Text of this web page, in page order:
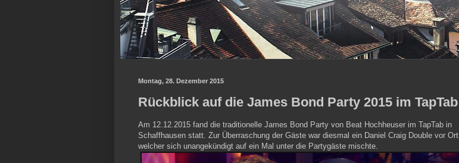
Montag, 28. Dezember 2015
Rückblick auf die James Bond Party 2015 im TapTab
Am 12.12.2015 fand die traditionelle James Bond Party von Beat Hochheuser im TapTab in
Schaffhausen statt. Zur Überraschung der Gäste war diesmal ein Daniel Craig Double vor Ort,
welcher sich unangekündigt auf ein Mal unter die Partygäste mischte.